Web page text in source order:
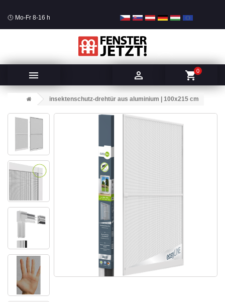
Mo-Fr 8-16 h
  shopping_cart0
insektenschutz-drehtür aus aluminium | 100x215 cm